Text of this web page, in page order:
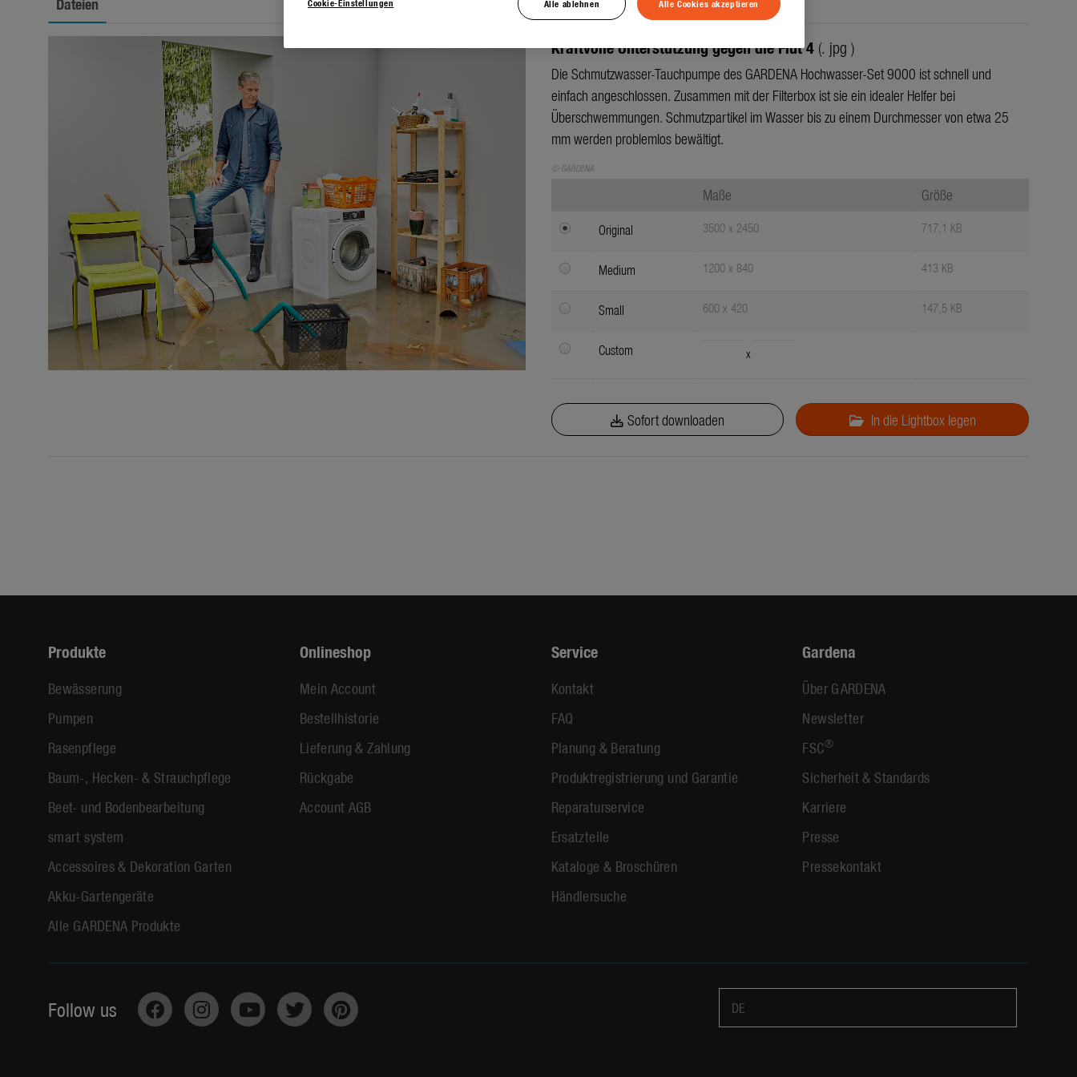
Kraftvolle Unterstützung gegen die Flut 4 (. jpg )
Die Schmutzwasser-Tauchpumpe des GARDENA Hochwasser-Set 9000 ist schnell und
einfach angeschlossen. Zusammen mit der Filterbox ist sie ein idealer Helfer bei
Überschwemmungen. Schmutzpartikel im Wasser bis zu einem Durchmesser von etwa 25
mm werden problemlos bewältigt.
© GARDENA
Maße Größe
Original 3500 x 2450 717,1 KB
Medium 1200 x 840 413 KB
Small 600 x 420 147,5 KB
Custom x
Sofort downloaden In die Lightbox legen
Produkte
Bewässerung
Pumpen
Rasenpflege
Baum-, Hecken- & Strauchpflege
Beet- und Bodenbearbeitung
smart system
Accessoires & Dekoration Garten
Akku-Gartengeräte
Alle GARDENA Produkte
Onlineshop
Mein Account
Bestellhistorie
Lieferung & Zahlung
Rückgabe
Account AGB
Service
Kontakt
FAQ
Planung & Beratung
Produktregistrierung und Garantie
Reparaturservice
Ersatzteile
Kataloge & Broschüren
Händlersuche
Gardena
Über GARDENA
Newsletter
FSC®
Sicherheit & Standards
Karriere
Presse
Pressekontakt
Follow us DE
Cookie-Einstellungen Alle ablehnen Alle Cookies akzeptieren